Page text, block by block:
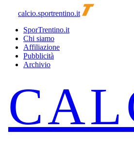
calcio.sportrentino.it
SporTrentino.it
Chi siamo
Affiliazione
Pubblicità
Archivio